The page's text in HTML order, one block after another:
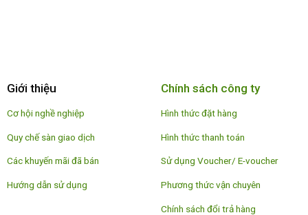
Giới thiệu
Cơ hội nghề nghiệp
Quy chế sàn giao dịch
Các khuyến mãi đã bán
Hướng dẫn sử dụng
Chính sách công ty
Hình thức đặt hàng
Hình thức thanh toán
Sử dụng Voucher/ E-voucher
Phương thức vận chuyên
Chính sách đổi trả hàng